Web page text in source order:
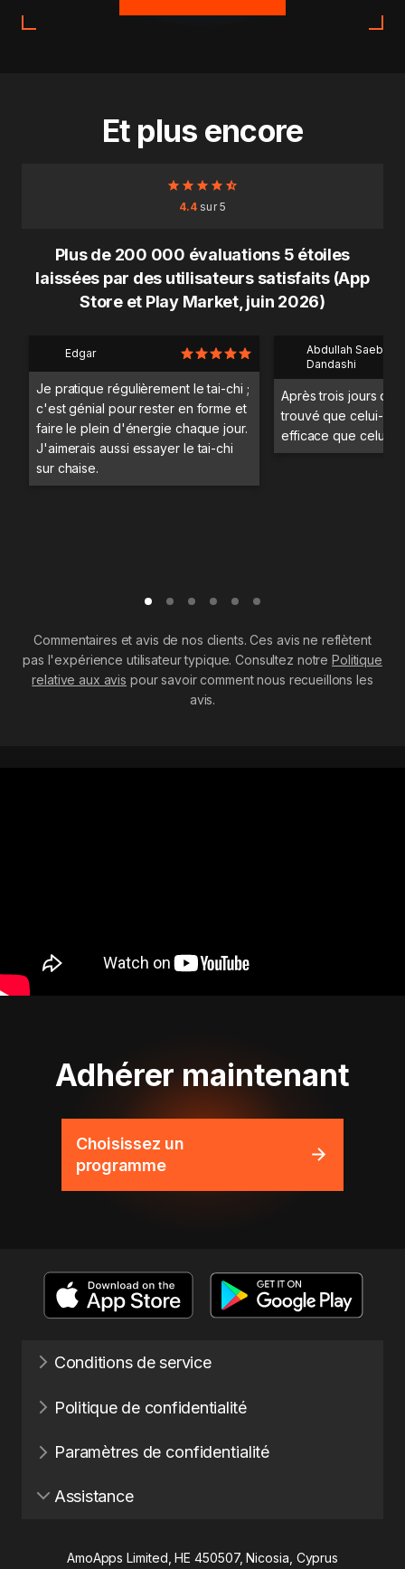
Et plus encore
4.4 sur 5
Plus de 200 000 évaluations 5 étoiles
laissées par des utilisateurs satisfaits (App
Store et Play Market, juin 2026)
Edgar
Je pratique régulièrement le tai-chi ;
c'est génial pour rester en forme et
faire le plein d'énergie chaque jour.
J'aimerais aussi essayer le tai-chi
sur chaise.
Abdullah Saeb Al
Dandashi
Après trois jours
trouvé que celui-ci
efficace que celui
Commentaires et avis de nos clients. Ces avis ne reflètent
pas l'expérience utilisateur typique. Consultez notrePolitique
relative aux avis pour savoir comment nous recueillons les
avis.
Adhérer maintenant
Choisissez un
programme
Conditions de service
Politique de confidentialité
Paramètres de confidentialité
Assistance
AmoApps Limited, HE 450507, Nicosia, Cyprus